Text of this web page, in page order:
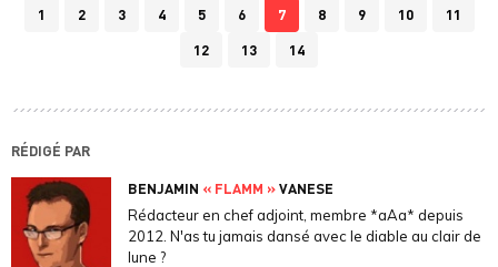
1 2 3 4 5 6 7 8 9 10
11
12
13 14
RÉDIGÉ PAR
BENJAMIN « FLAMM »VANESE
Rédacteur en chef adjoint, membre *aAa* depuis
2012. N'as tu jamais dansé avec le diable au clair de
lune ?